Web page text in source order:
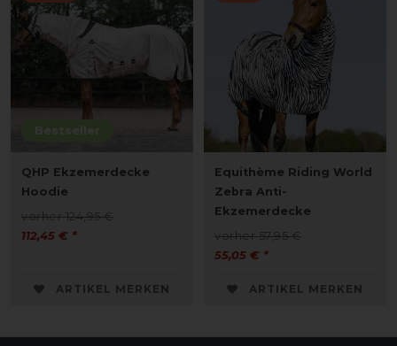
Bestseller
QHP Ekzemerdecke
Hoodie
vorher 124,95 €
112,45 € *
ARTIKEL MERKEN
Equithème Riding World
Zebra Anti-
Ekzemerdecke
vorher 57,95 €
55,05 € *
ARTIKEL MERKEN